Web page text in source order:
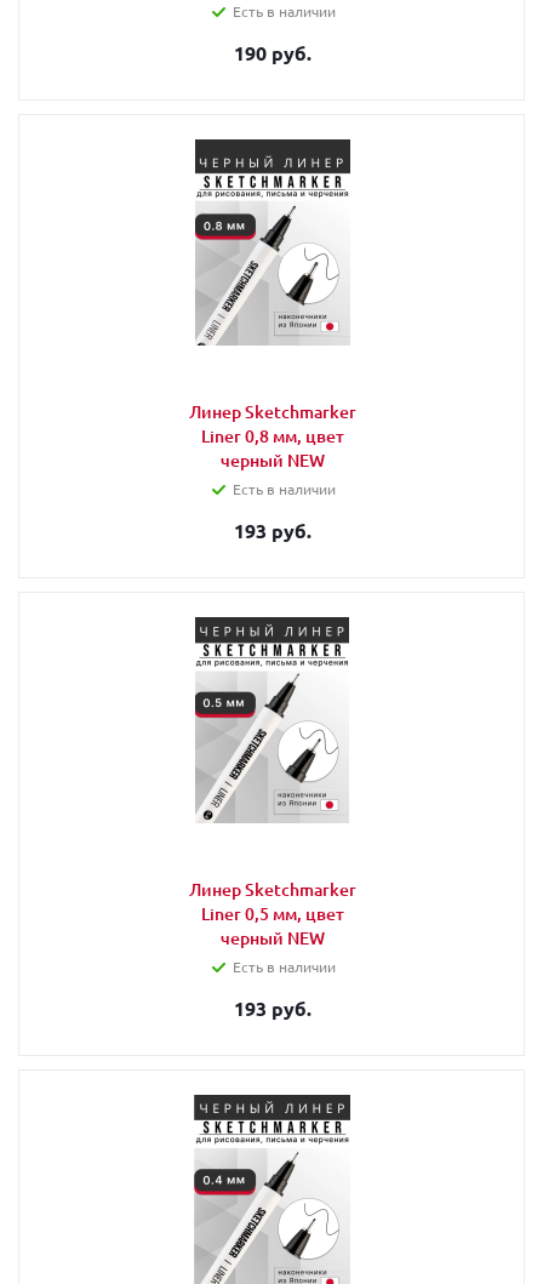
Есть в наличии
190 руб.
Линер Sketchmarker
Liner 0,8 мм, цвет
черный NEW
Есть в наличии
193 руб.
Линер Sketchmarker
Liner 0,5 мм, цвет
черный NEW
Есть в наличии
193 руб.